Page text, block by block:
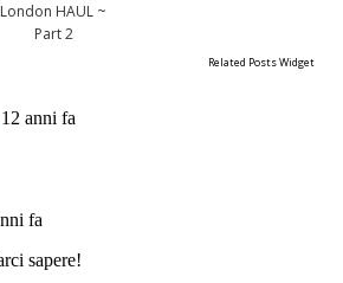
London HAUL ~
Part 2
Related Posts Widget